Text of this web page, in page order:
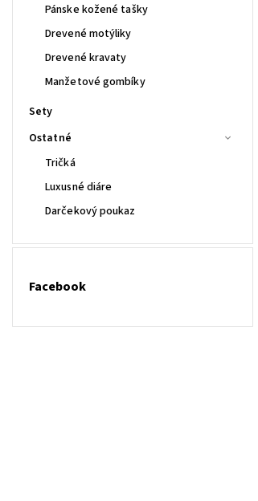
Pánske kožené tašky
Drevené motýliky
Drevené kravaty
Manžetové gombíky
Sety
Ostatné
Tričká
Luxusné diáre
Darčekový poukaz
Facebook